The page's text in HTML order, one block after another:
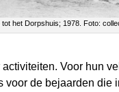
het Dorpshuis; 1978. Foto:
Voor hun
de bejaarden die